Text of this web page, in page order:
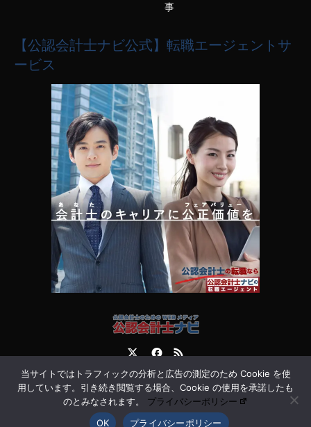
事
【公認会計士ナビ公式】転職エージェントサ
ービス
運営会社 お問合せ
当サイトではトラフィックの分析と広告の測定のため Cookie を使
用しています。引き続き閲覧する場合、Cookie の使用を承諾したも
のとみなされます。 プライバシーポリシー
OK
プライバシーポリシー